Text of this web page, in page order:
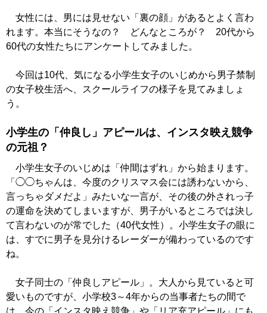
女性には、男には見せない「裏の顔」があるとよく言わ
れます。本当にそうなの？ どんなところが？ 20代から
60代の女性たちにアンケートしてみました。
今回は10代、気になる小学生女子のいじめから男子禁制
の女子校生活へ、スクールライフの様子を見てみましょ
う。
小学生の「仲良し」アピールは、インスタ映え競争
の元祖？
小学生女子のいじめは「仲間はずれ」から始まります。
「◯◯ちゃんは、今度のクリスマス会には誘わないから、
言っちゃダメだよ」みたいな一言が、その後の外されっ子
の運命を決めてしまいますが、男子がいるところでは決し
て言わないのが常でした（40代女性）。小学生女子の眼に
は、すでに男子を見分けるレーダーが備わっているのです
ね。
女子同士の「仲良しアピール」。大人から見ていると可
愛いものですが、小学校3～4年からの当事者たちの間で